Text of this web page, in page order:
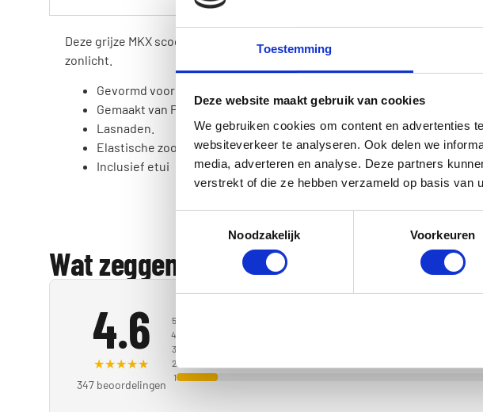
Toestemming
Deze website maakt gebruik van cookies
We gebruiken cookies om content en advertenties
websiteverkeer te analyseren. Ook delen we
media, adverteren en analyse. Deze partners
verstrekt of die ze hebben verzameld op basis van
Noodzakelijk
Voorkeuren
Deze grijze MKX scooter hoes (windscherm model) is bruikbaar in alle
zonlicht.
Gevormd voor scooters met windscherm of windscherm en topkoffer.
Gemaakt van PEVA.
Lasnaden.
Elastische zoom aan de voor- en achterkant.
Inclusief etui
Wat zeggen onzeklanten?
4.6
★★★★★
347 beoordelingen
5
4
3
2
1